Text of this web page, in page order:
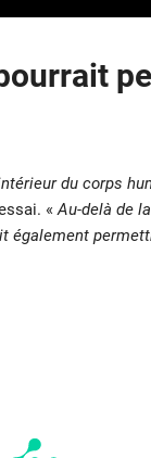
du corps
«Au-delà de
également